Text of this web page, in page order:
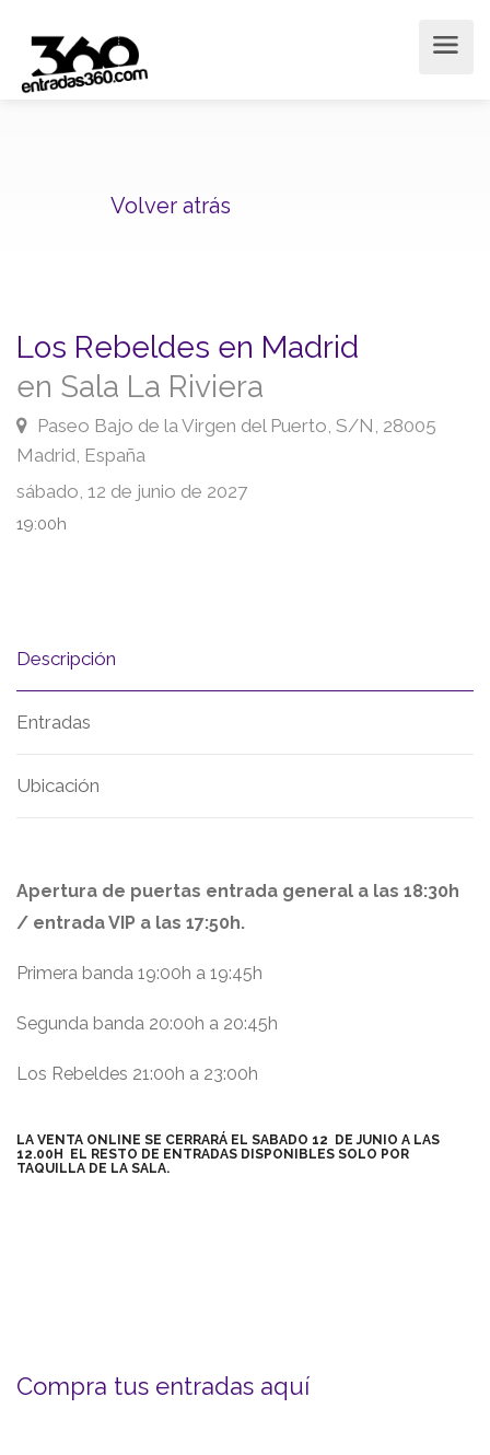
Volver atrás
Los Rebeldes en Madrid
en Sala La Riviera
Paseo Bajo de la Virgen del Puerto, S/N, 28005
Madrid, España
sábado, 12 de junio de 2027
19:00h
Descripción
Entradas
Ubicación
Apertura de puertas entrada general a las 18:30h
/ entrada VIP a las 17:50h.
Primera banda 19:00h a 19:45h
Segunda banda 20:00h a 20:45h
Los Rebeldes 21:00h a 23:00h
LA VENTA ONLINE SE CERRARÁ EL SABADO 12 DE JUNIO A LAS
12.00H EL RESTO DE ENTRADAS DISPONIBLES SOLO POR
TAQUILLA DE LA SALA.
Compra tus entradas aquí